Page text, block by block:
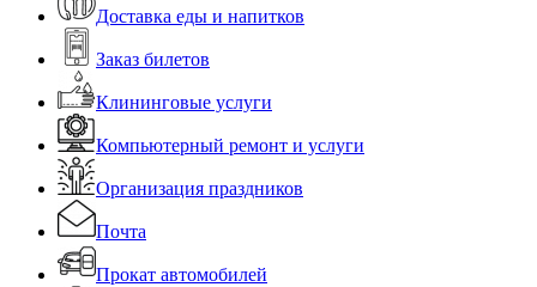
Доставка еды и напитков
Заказ билетов
Клининговые услуги
Компьютерный ремонт и услуги
Организация праздников
Почта
Прокат автомобилей